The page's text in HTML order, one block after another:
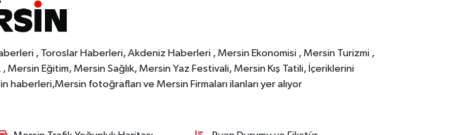
, Toroslar Haberleri, Akdeniz Haberleri , Mersin Ekonomisi , Mersin Turizmi ,
Eğitim, Mersin Sağlık, Mersin Yaz Festivali, Mersin Kış Tatili, İçeriklerini
haberleri,Mersin fotoğrafları ve Mersin Firmaları ilanları yer alıyor